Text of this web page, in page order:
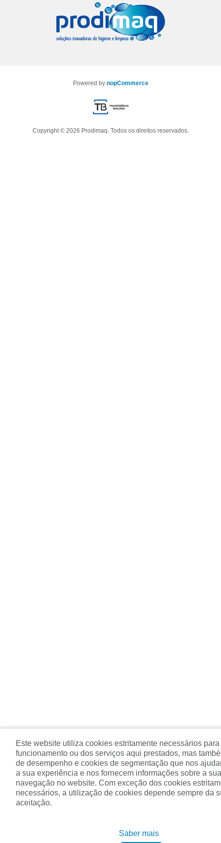
Powered by nopCommerce
Copyright © 2026 Prodimaq. Todos os direitos reservados.
Este website utiliza cookies estritamente necessários
funcionamento ou dos serviços aqui prestados, mas
de desempenho e cookies de segmentação que nos
a sua experiência e nos fornecem informações sobre a
navegação no website. Com exceção dos cookies
necessários, a utilização de cookies depende sempre da
aceitação.
Saber mais